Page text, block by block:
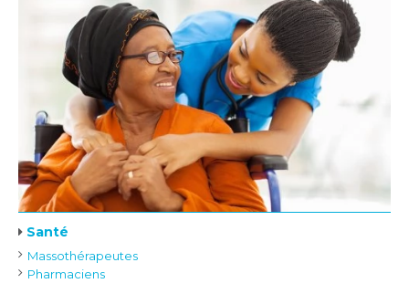
Santé
Massothérapeutes
Pharmaciens